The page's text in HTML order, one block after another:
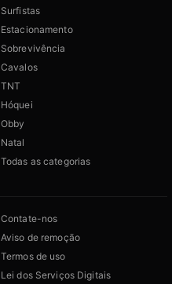
Surfistas
Estacionamento
Sobrevivência
Cavalos
TNT
Hóquei
Obby
Natal
Todas as categorias
Contate-nos
Aviso de remoção
Termos de uso
Lei dos Serviços Digitais